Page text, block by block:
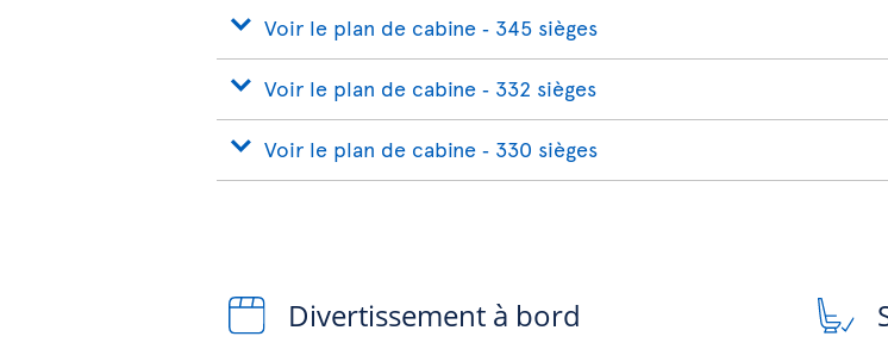
Voir le plan de cabine ‐ 345 sièges
Voir le plan de cabine ‐ 332 sièges
Voir le plan de cabine ‐ 330 sièges
Divertissement à bord